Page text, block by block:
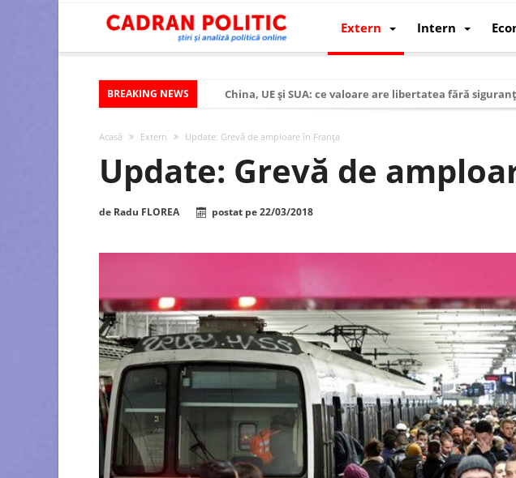
Extern Intern
BREAKING NEWS
China, UE și SUA: ce valoare are libertatea fără
Modelul economic al Chinei: cum a devenit atelierul
Viitorul României în Uniunea Europeană. Ce ne
Controlul minții prin nanoparticule
Huawei dezvoltă un nou cip AI pentru a înlocui Nvidia
Acasă Extern Update: Grevă de amploare în Franța
Update: Grevă de
de Radu FLOREA postat pe22/03/2018